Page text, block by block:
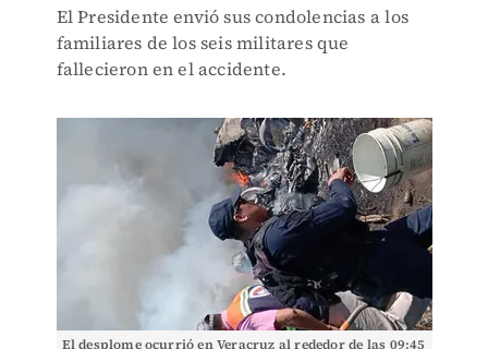
El Presidente envió sus condolencias a los
familiares de los seis militares que
fallecieron en el accidente.
El desplome ocurrió en Veracruz al rededor de las 09:45